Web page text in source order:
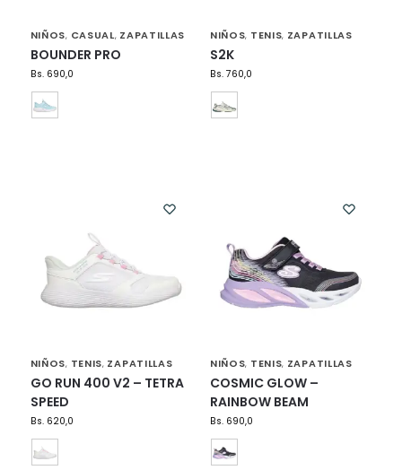
NIÑOS, CASUAL, ZAPATILLAS
BOUNDER PRO
Bs.690,0
NIÑOS, TENIS, ZAPATILLAS
S2K
Bs.760,0
NIÑOS, TENIS, ZAPATILLAS
GO RUN 400 V2 – TETRA
SPEED
Bs.620,0
NIÑOS, TENIS, ZAPATILLAS
COSMIC GLOW –
RAINBOW BEAM
Bs.690,0